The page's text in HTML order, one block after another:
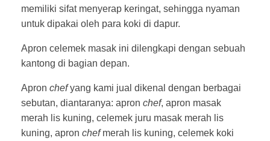
memiliki sifat menyerap keringat, sehingga nyaman
untuk dipakai oleh para koki di dapur.
Apron celemek masak ini dilengkapi dengan sebuah
kantong di bagian depan.
Apron chefyang kami jual dikenal dengan berbagai
sebutan, diantaranya: apron chef, apron masak
merah lis kuning, celemek juru masak merah lis
kuning, apron chefmerah lis kuning, celemek koki